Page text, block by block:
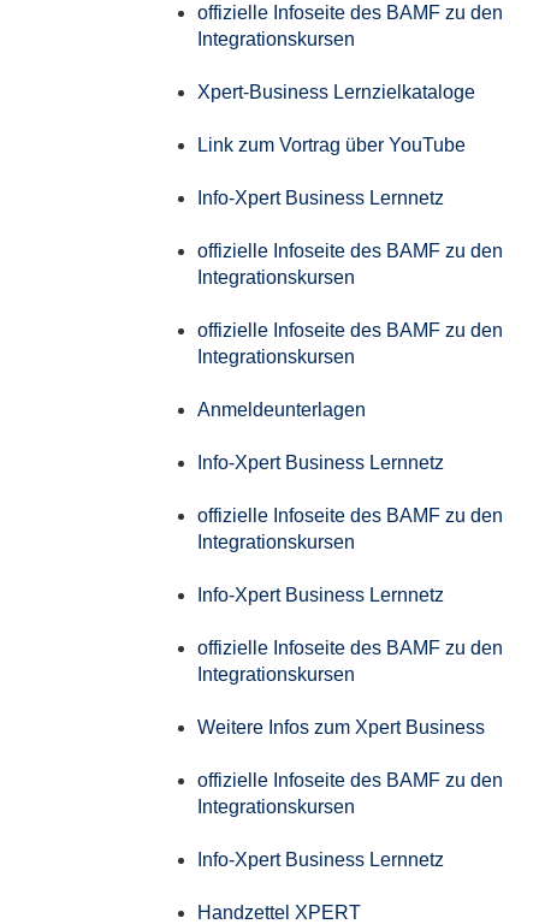
offizielle Infoseite des BAMF zu den
Integrationskursen
Xpert-Business Lernzielkataloge
Link zum Vortrag über YouTube
Info-Xpert Business Lernnetz
offizielle Infoseite des BAMF zu den
Integrationskursen
offizielle Infoseite des BAMF zu den
Integrationskursen
Anmeldeunterlagen
Info-Xpert Business Lernnetz
offizielle Infoseite des BAMF zu den
Integrationskursen
Info-Xpert Business Lernnetz
offizielle Infoseite des BAMF zu den
Integrationskursen
Weitere Infos zum Xpert Business
offizielle Infoseite des BAMF zu den
Integrationskursen
Info-Xpert Business Lernnetz
Handzettel XPERT